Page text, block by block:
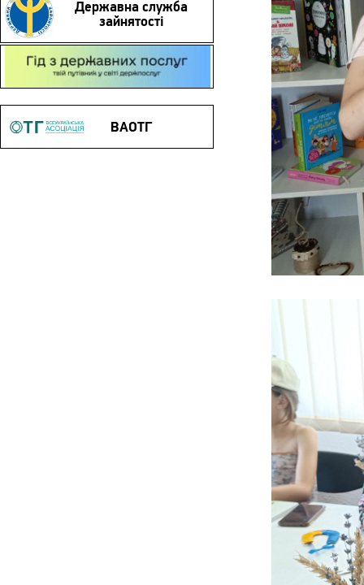
Державна служба
зайнятості
Гід з державних послуг
ВАОТГ